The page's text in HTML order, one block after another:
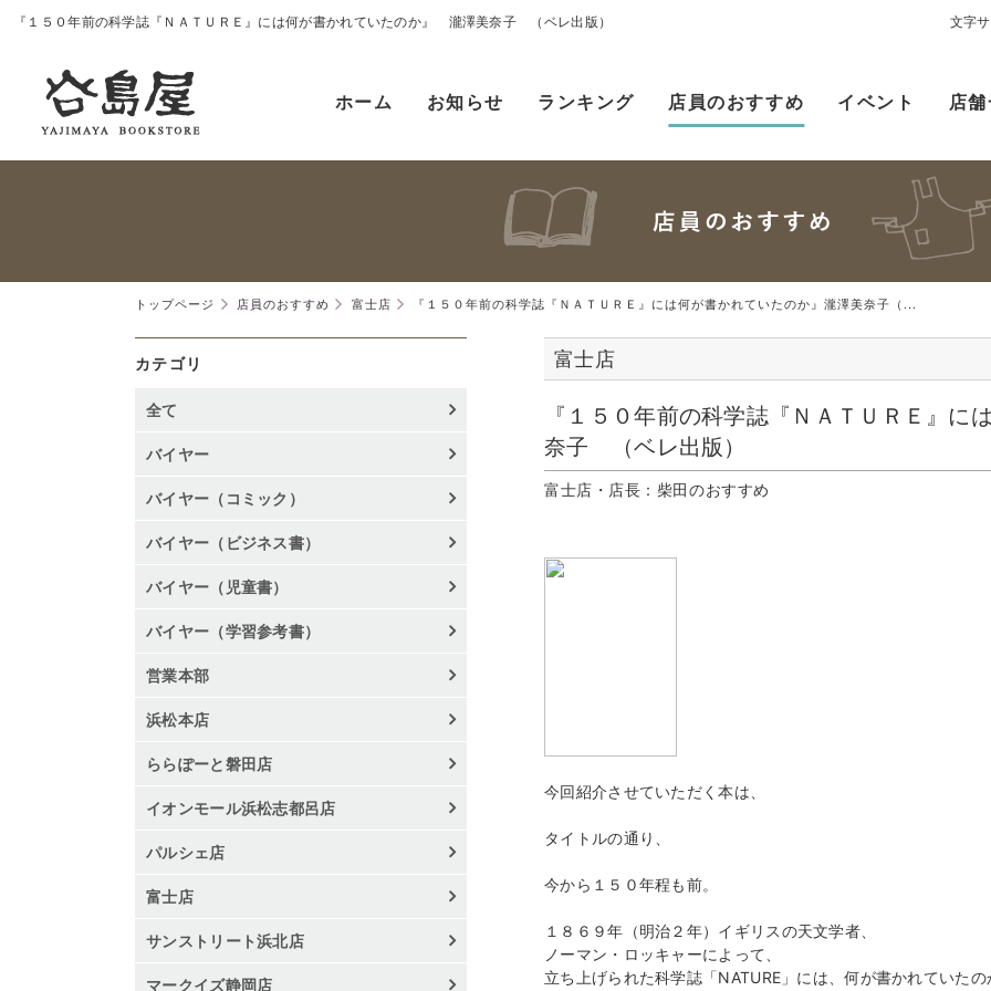
『１５０年前の科学誌『ＮＡＴＵＲＥ』には何が書かれていたのか』 瀧澤美奈子 （ベレ出版） 文字
ホーム お知らせ ランキング 店員のおすすめ イベント 店
トップページ 店員のおすすめ 富士店 『１５０年前の科学誌『ＮＡＴＵＲＥ』には何が書かれていたのか』瀧澤美奈子（...
富士店
『１５０年前の科学誌『ＮＡＴＵＲＥ』
奈子 （ベレ出版）
富士店・店長：柴田のおすすめ
今回紹介させていただく本は、
タイトルの通り、
今から１５０年程も前。
１８６９年（明治２年）イギリスの天文学者、
ノーマン・ロッキャーによって、
立ち上げられた科学誌「NATURE」には、何が書かれていたの
カテゴリ
全て
バイヤー
バイヤー（コミック）
バイヤー（ビジネス書）
バイヤー（児童書）
バイヤー（学習参考書）
営業本部
浜松本店
ららぽーと磐田店
イオンモール浜松志都呂店
パルシェ店
富士店
サンストリート浜北店
マークイズ静岡店